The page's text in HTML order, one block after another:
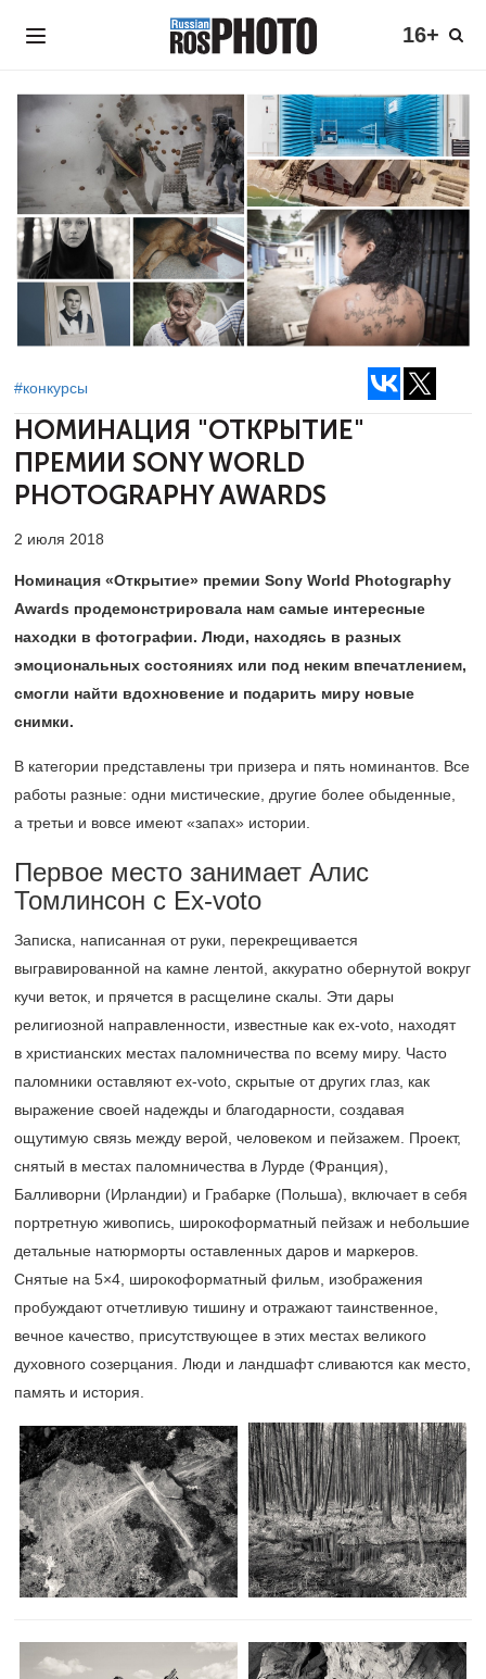
16+
#конкурсы
НОМИНАЦИЯ "ОТКРЫТИЕ"
ПРЕМИИ SONY WORLD
PHOTOGRAPHY AWARDS
2 июля 2018
Номинация «Открытие» премии Sony World Photography
Awards продемонстрировала нам самые интересные
находки в фотографии. Люди, находясь в разных
эмоциональных состояниях или под неким впечатлением,
смогли найти вдохновение и подарить миру новые
снимки.
В категории представлены три призера и пять номинантов. Все
работы разные: одни мистические, другие более обыденные,
а третьи и вовсе имеют «запах» истории.
Первое место занимает Алис
Томлинсон с Ex-voto
Записка, написанная от руки, перекрещивается
выгравированной на камне лентой, аккуратно обернутой вокруг
кучи веток, и прячется в расщелине скалы. Эти дары
религиозной направленности, известные как ex-voto, находят
в христианских местах паломничества по всему миру. Часто
паломники оставляют ex-voto, скрытые от других глаз, как
выражение своей надежды и благодарности, создавая
ощутимую связь между верой, человеком и пейзажем. Проект,
снятый в местах паломничества в Лурде (Франция),
Балливорни (Ирландии) и Грабарке (Польша), включает в себя
портретную живопись, широкоформатный пейзаж и небольшие
детальные натюрморты оставленных даров и маркеров.
Снятые на 5×4, широкоформатный фильм, изображения
пробуждают отчетливую тишину и отражают таинственное,
вечное качество, присутствующее в этих местах великого
духовного созерцания. Люди и ландшафт сливаются как место,
память и история.